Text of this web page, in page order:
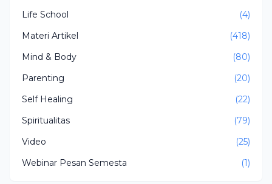
Life School
(4)
Materi Artikel
(418)
Mind & Body
(80)
Parenting
(20)
Self Healing
(22)
Spiritualitas
(79)
Video
(25)
Webinar Pesan Semesta
(1)